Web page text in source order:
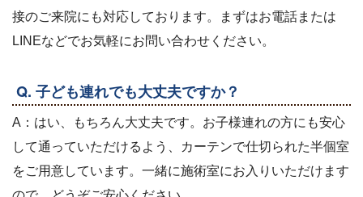
接のご来院にも対応しております。まずはお電話または
LINEなどでお気軽にお問い合わせください。
Q. 子ども連れでも大丈夫ですか？
A：はい、もちろん大丈夫です。お子様連れの方にも安心
して通っていただけるよう、カーテンで仕切られた半個室
をご用意しています。一緒に施術室にお入りいただけます